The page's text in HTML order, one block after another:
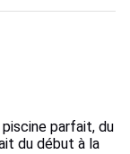
parfait, du
du début à la